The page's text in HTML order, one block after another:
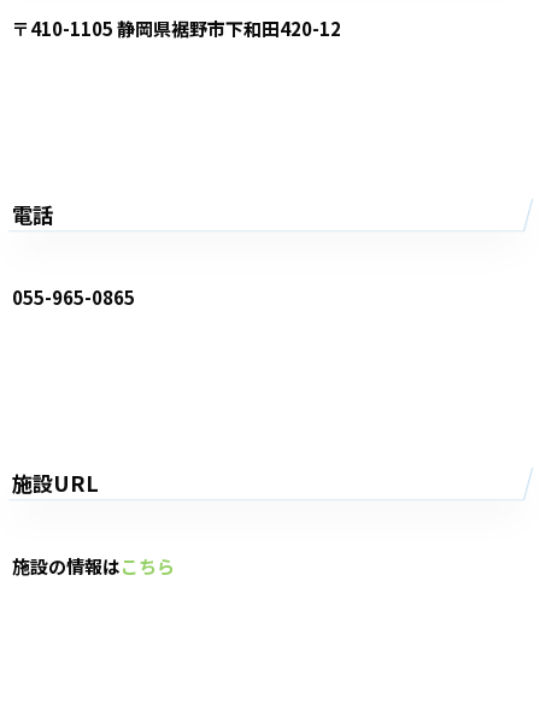
〒410-1105 静岡県裾野市下和田420-12
電話
055-965-0865
施設URL
施設の情報はこちら